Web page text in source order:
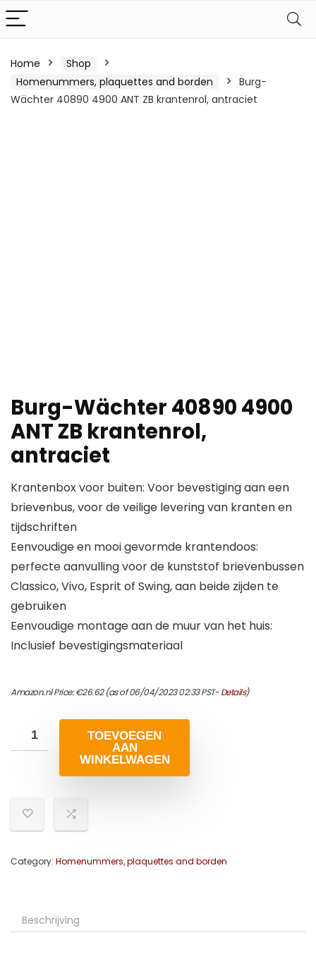
Home
Shop
Homenummers, plaquettes and borden
Burg-
Wächter 40890 4900 ANT ZB krantenrol, antraciet
Burg-Wächter 40890 4900
ANT ZB krantenrol,
antraciet
Krantenbox voor buiten: Voor bevestiging aan een
brievenbus, voor de veilige levering van kranten en
tijdschriften
Eenvoudige en mooi gevormde krantendoos:
perfecte aanvulling voor de kunststof brievenbussen
Classico, Vivo, Esprit of Swing, aan beide zijden te
gebruiken
Eenvoudige montage aan de muur van het huis:
Inclusief bevestigingsmateriaal
Amazon.nl Price:€26.62(as of 06/04/2023 02:33 PST-Details)
TOEVOEGEN
AAN
WINKELWAGEN
Category: Homenummers, plaquettes and borden
Beschrijving